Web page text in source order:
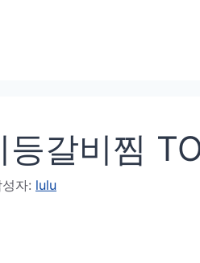
등갈비찜
성자: lulu